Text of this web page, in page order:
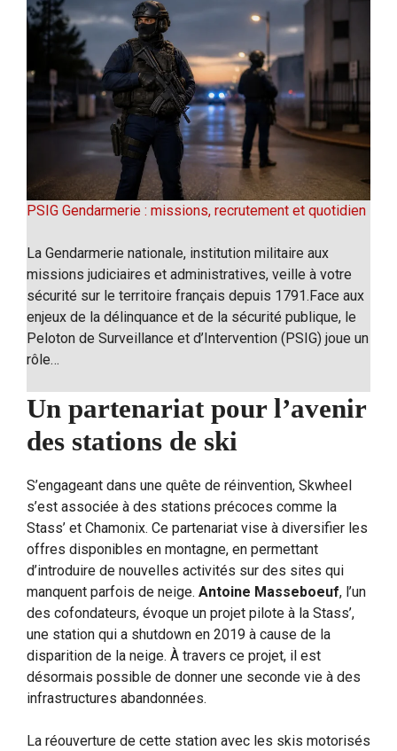
PSIG Gendarmerie : missions, recrutement et quotidien
La Gendarmerie nationale, institution militaire aux
missions judiciaires et administratives, veille à votre
sécurité sur le territoire français depuis 1791.Face aux
enjeux de la délinquance et de la sécurité publique, le
Peloton de Surveillance et d’Intervention (PSIG) joue un
rôle…
Un partenariat pour l’avenir
des stations de ski
S’engageant dans une quête de réinvention, Skwheel
s’est associée à des stations précoces comme la
Stass’ et Chamonix. Ce partenariat vise à diversifier les
offres disponibles en montagne, en permettant
d’introduire de nouvelles activités sur des sites qui
manquent parfois de neige. Antoine Masseboeuf, l’un
des cofondateurs, évoque un projet pilote à la Stass’,
une station qui a shutdown en 2019 à cause de la
disparition de la neige. À travers ce projet, il est
désormais possible de donner une seconde vie à des
infrastructures abandonnées.
La réouverture de cette station avec les skis motorisés